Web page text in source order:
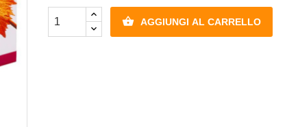
 AGGIUNGI AL CARRELLO